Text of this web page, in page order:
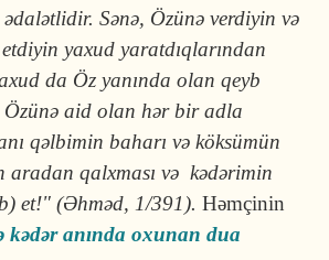
ədalətlidir. Sənə, Özünə verdiyin və
yaxud yaratdıqlarından
da Öz yanında olan qeyb
Özünə aid olan hər bir adla
qəlbimin baharı və köksümün
aradan qalx­ması və kədərimin
et!" (Əhməd, 1/391).Həmçinin
kədəranında oxunan dua